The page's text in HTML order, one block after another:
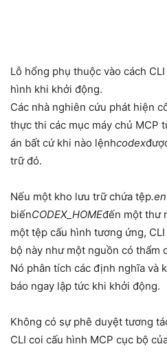
Lỗ hổng phụ thuộc vào cách
hình khi khởi động.
Các nhà nghiên cứu phát hiện
thực thi các mục máy chủ MCP
án bất cứ khi nào lệnhcodex
trữ đó.
Nếu một kho lưu trữ chứa tệp
biếnCODEX_HOMEđến một thư
một tệp cấu hình tương ứng,
bộ này như một nguồn có thẩm
Nó phân tích các định nghĩa và
báo ngay lập tức khi khởi động.
Không có sự phê duyệt tương
CLI coi cấu hình MCP cục bộ